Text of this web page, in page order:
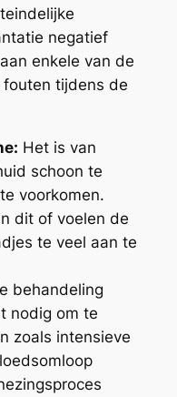
negatief
enkele van de
tijdens de
Het is van
schoon te
voorkomen.
dit of voelen de
te veel aan te
behandeling
nodig om te
zoals intensieve